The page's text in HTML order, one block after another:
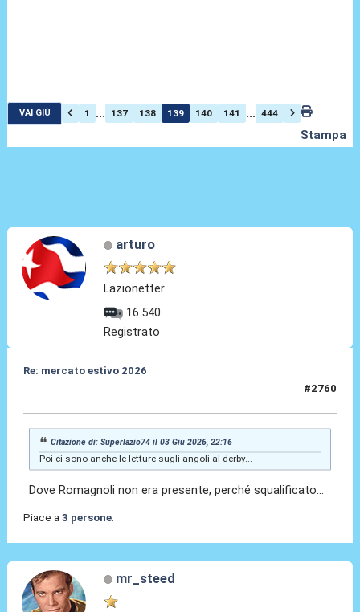
VAI GIÙ 1 ... 137 138 139 140 141 ... 444
Stampa
arturo
Lazionetter
16.540
Registrato
Re: mercato estivo 2026
#2760
Citazione di: Superlazio74 il 03 Giu 2026, 22:16
Poi ci sono anche le letture sugli angoli al derby...
Dove Romagnoli non era presente, perché squalificato...
Piace a 3 persone.
mr_steed